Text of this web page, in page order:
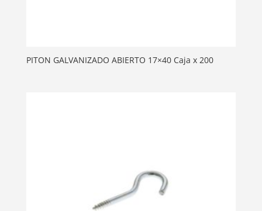
PITON GALVANIZADO ABIERTO 17×40 Caja x 200